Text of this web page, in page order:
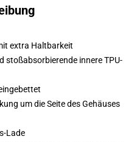
extra Haltbarkeit
stoßabsorbierende innere TPU-
um die Seite des Gehäuses
Lade